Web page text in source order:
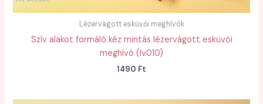
Lézervágott esküvői meghívók
Szív alakot formáló kéz mintás lézervágott esküvői
meghívó (lv010)
1490 Ft